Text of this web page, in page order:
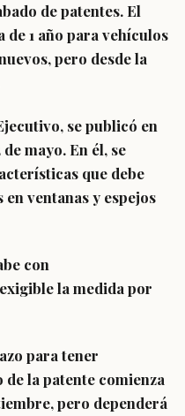
de patentes. El
de 1 año para vehículos
pero desde la
se publicó en
mayo. En él, se
que debe
en ventanas y espejos
con
la medida por
para tener
la patente comienza
pero dependerá